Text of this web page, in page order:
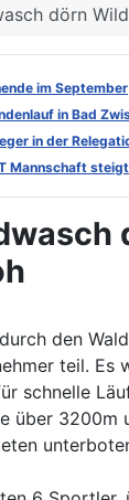
dörn
im September
in Bad
in der
Mannschaft
den
teil. Es
schnelle
über 3200m